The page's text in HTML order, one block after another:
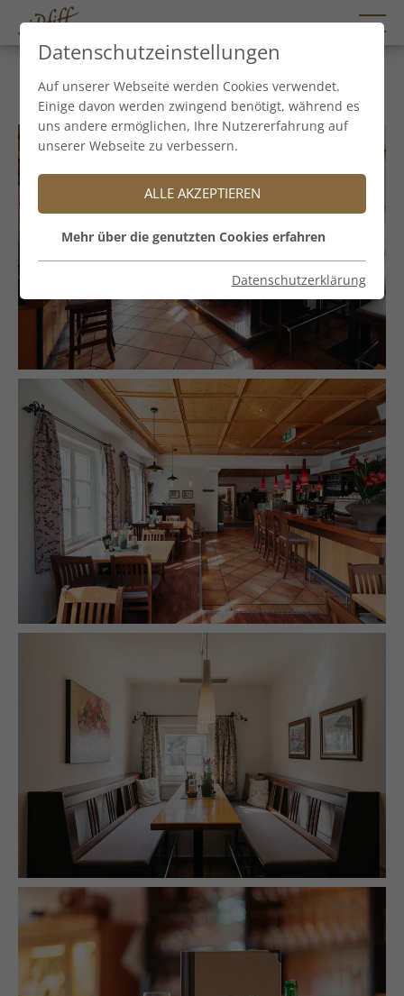
Bar
Datenschutzeinstellungen
Auf unserer Webseite werden Cookies verwendet.
Einige davon werden zwingend benötigt, während es
uns andere ermöglichen, Ihre Nutzererfahrung auf
unserer Webseite zu verbessern.
ALLE AKZEPTIEREN
Mehr über die genutzten Cookies erfahren
Datenschutzerklärung